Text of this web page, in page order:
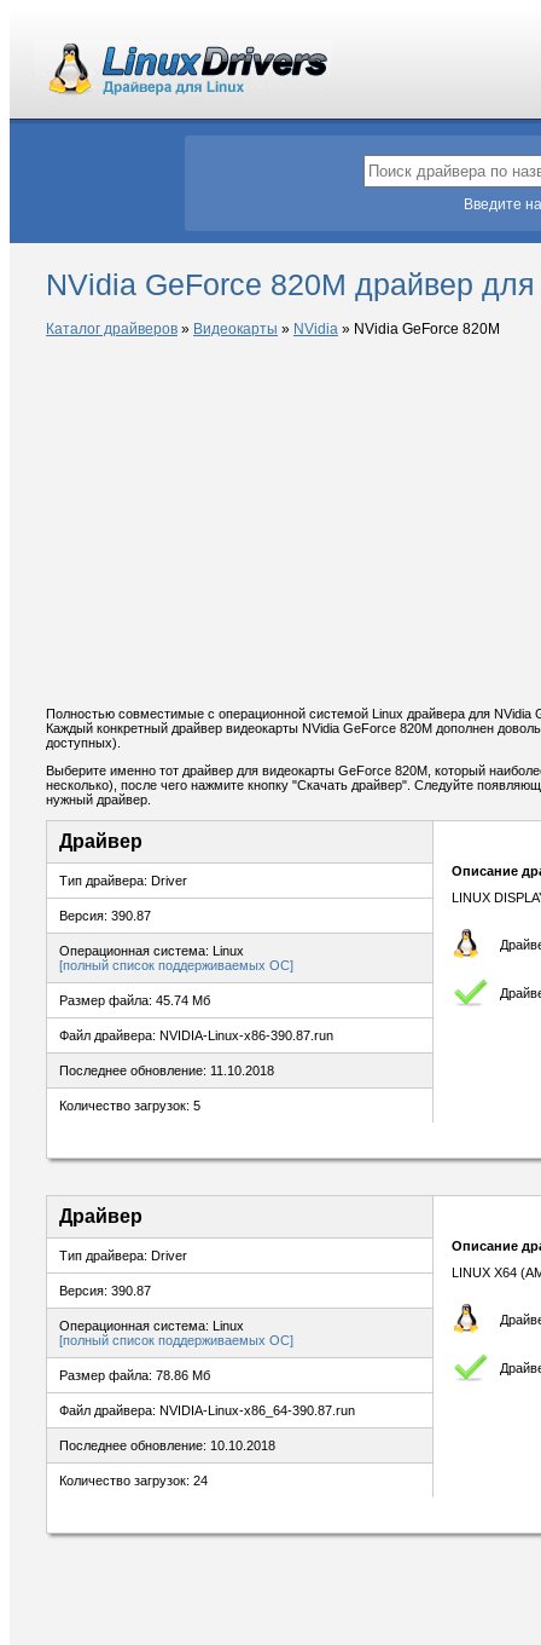
Введите
NVidia GeForce 820M драйвер
Каталог драйверов » Видеокарты » NVidia » NVidia GeForce 820M
Полностью совместимые с операционной системой Linux драйвера для
Каждый конкретный драйвер видеокарты NVidia GeForce 820M дополнен
доступных).
Выберите именно тот драйвер для видеокарты GeForce 820M, который
несколько), после чего нажмите кнопку "Скачать драйвер". Следуйте
нужный драйвер.
Драйвер
Тип драйвера: Driver
Версия: 390.87
Операционная система: Linux
[полный список поддерживаемых ОС]
Размер файла: 45.74 Мб
Файл драйвера: NVIDIA-Linux-x86-390.87.run
Последнее обновление: 11.10.2018
Количество загрузок: 5
Описание
LINUX
Драйвер
Тип драйвера: Driver
Версия: 390.87
Операционная система: Linux
[полный список поддерживаемых ОС]
Размер файла: 78.86 Мб
Файл драйвера: NVIDIA-Linux-x86_64-390.87.run
Последнее обновление: 10.10.2018
Количество загрузок: 24
Описание
LINUX X64